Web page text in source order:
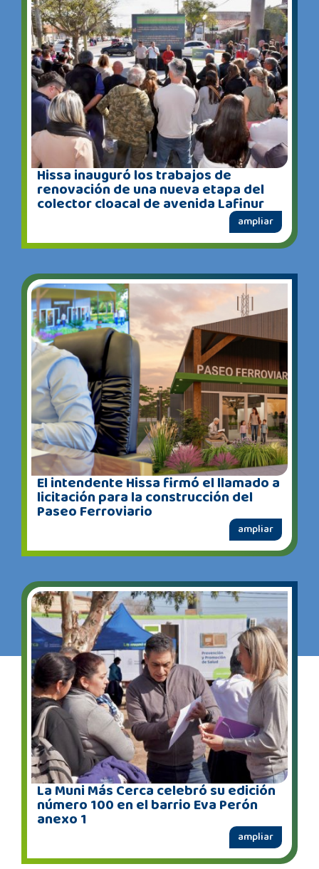
Hissa inauguró los trabajos de
renovación de una nueva etapa del
colector cloacal de avenida Lafinur
ampliar
El intendente Hissa firmó el llamado a
licitación para la construcción del
Paseo Ferroviario
ampliar
La Muni Más Cerca celebró su edición
número 100 en el barrio Eva Perón
anexo 1
ampliar